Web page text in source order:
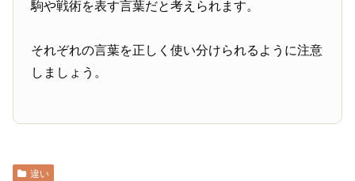
駒や戦術を表す言葉だと考えられます。
それぞれの言葉を正しく使い分けられるように注意
しましょう。
違い